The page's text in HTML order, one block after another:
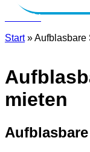
Kontakt
Start»Aufblasbare
mieten